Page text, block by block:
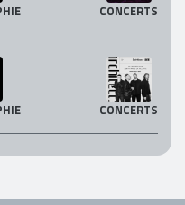
CONCERTS
CONCERTS